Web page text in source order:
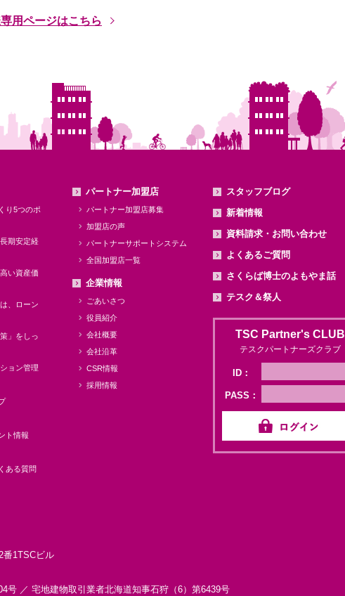
用ページはこちら
り5つのポ
期安定経
い資産価
、ローン
」をしっ
ョン管理
ト情報
ある質問
パートナー加盟店
パートナー加盟店募集
加盟店の声
パートナーサポートシステム
全国加盟店一覧
企業情報
ごあいさつ
役員紹介
会社概要
会社沿革
CSR情報
採用情報
スタッフブログ
新着情報
資料請求・お問い合わせ
よくあるご質問
さくらば博士のよもやま話
テスク＆祭人
TSC Partner's CLUB
テスクパートナーズクラブ
ID：
PASS：
番1TSCビル
号 ／ 宅地建物取引業者北海道知事石狩（6）第6439号